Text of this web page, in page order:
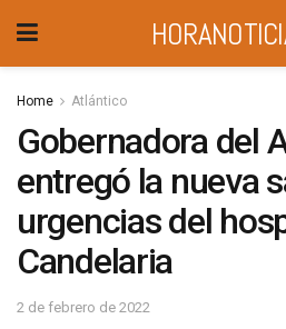
Home Atlántico
Gobernadora del
entregó la nueva
urgencias del
Candelaria
2 de febrero de 2022